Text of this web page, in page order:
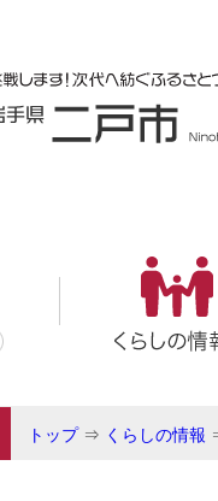
トップ⇒ くらしの情報